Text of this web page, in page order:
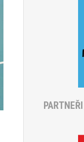
PARTNEŘI